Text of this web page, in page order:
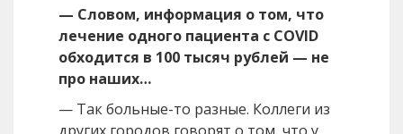
— Словом, информация о том, что
лечение одного пациента с COVID
обходится в 100 тысяч рублей — не
про наших…
— Так больные-то разные. Коллеги из